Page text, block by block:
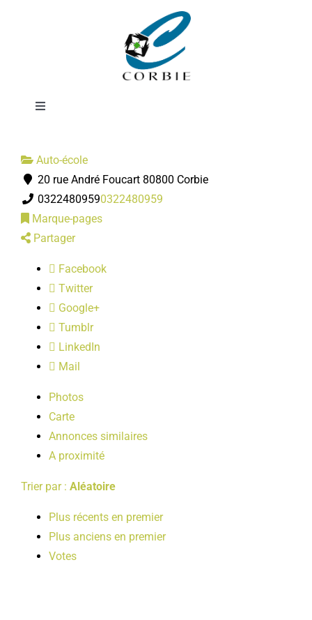
Toggle
DÉMARCHES ADMINISTRATIVES
SERVICES MUNICIPAUX
PRATIQUE
LOISIRS
PUBLICATIONS
Auto école
Bernard
Auto-école
20 rue André Foucart 80800 Corbie
03224809590322480959
Marque-pages
Partager
Facebook
Twitter
Google+
Tumblr
LinkedIn
Mail
Photos
Carte
Annonces similaires
A proximité
Trier par : Aléatoire
Plus récents en premier
Plus anciens en premier
Votes